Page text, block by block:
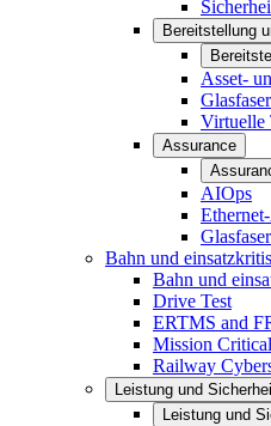
Bereitstellung
Asset-
Virtuelle
Assurance
AIOps
Bahn und
Bahn und
Drive Test
ERTMS and
Mission
Railway
Leistung und
Leistung und